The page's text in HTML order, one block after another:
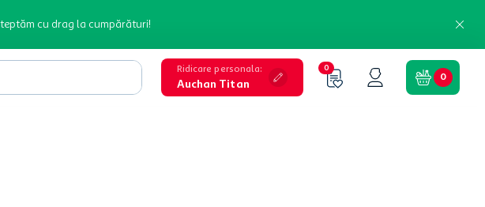
cu drag la cumpărături!
Ridicare personala:
Auchan Titan
0
0